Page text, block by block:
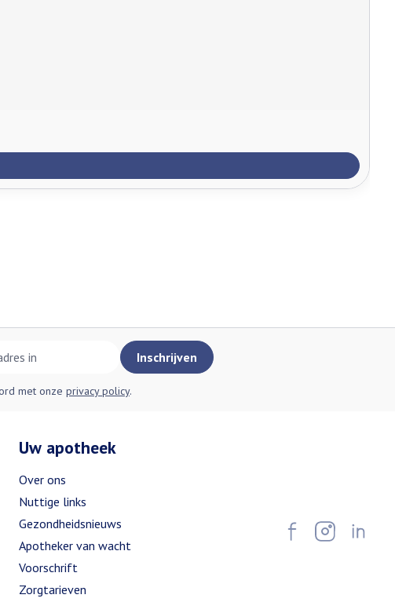
Inschrijven
met onze privacy policy.
Uw apotheek
Over ons
Nuttige links
Gezondheidsnieuws
Apotheker van wacht
Voorschrift
Zorgtarieven